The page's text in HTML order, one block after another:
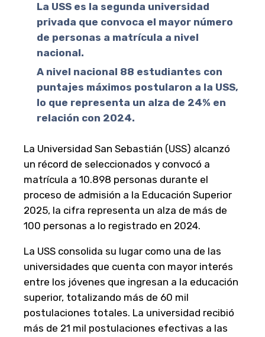
La USS es la segunda universidad
privada que convoca el mayor número
de personas a matrícula a nivel
nacional.
A nivel nacional 88 estudiantes con
puntajes máximos postularon a la USS,
lo que representa un alza de 24% en
relación con 2024.
La Universidad San Sebastián (USS) alcanzó
un récord de seleccionados y convocó a
matrícula a 10.898 personas durante el
proceso de admisión a la Educación Superior
2025, la cifra representa un alza de más de
100 personas a lo registrado en 2024.
La USS consolida su lugar como una de las
universidades que cuenta con mayor interés
entre los jóvenes que ingresan a la educación
superior, totalizando más de 60 mil
postulaciones totales. La universidad recibió
más de 21 mil postulaciones efectivas a las